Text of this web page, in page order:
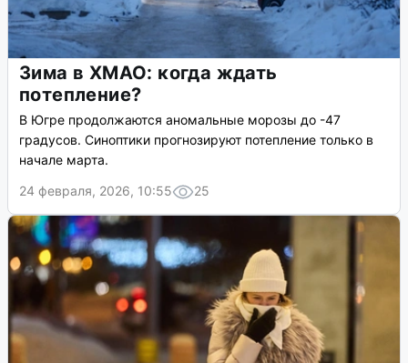
Зима в ХМАО: когда ждать
потепление?
В Югре продолжаются аномальные морозы до -47
градусов. Синоптики прогнозируют потепление только в
начале марта.
24 февраля, 2026, 10:55
25